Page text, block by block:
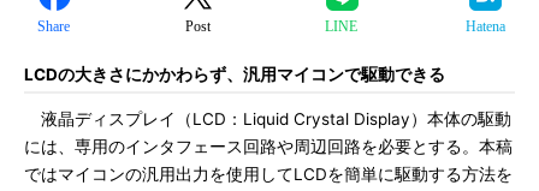
Share Post LINE Hatena
LCDの大きさにかかわらず、汎用マイコンで駆動できる
液晶ディスプレイ（LCD：Liquid Crystal Display）本体の駆動
には、専用のインタフェース回路や周辺回路を必要とする。本稿
ではマイコンの汎用出力を使用してLCDを簡単に駆動する方法を